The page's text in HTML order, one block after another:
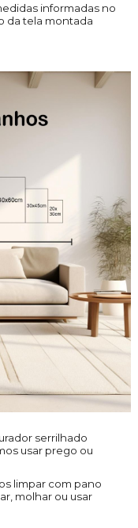
informadas no
da tela montada
serrilhado
usar prego ou
limpar com pano
molhar ou usar